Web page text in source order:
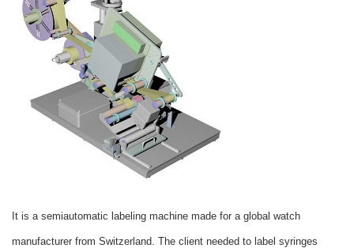
It is a semiautomatic labeling machine made for a global watch
manufacturer from Switzerland. The client needed to label syringes